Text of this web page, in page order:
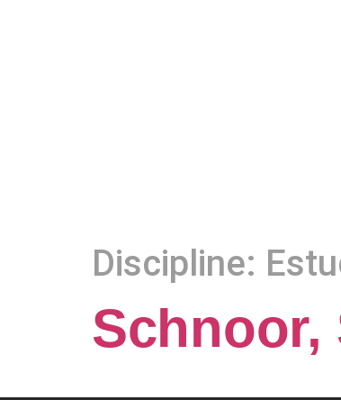
Discipline:
Schnoor,